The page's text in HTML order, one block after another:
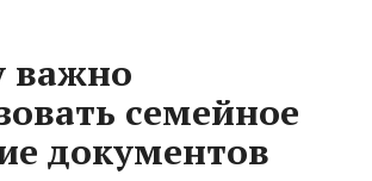
важно
семейное
документов